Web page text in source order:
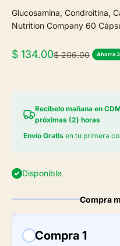
Glucosamina, Condroitina,
Nutrition Company 60
Precio de oferta
$ 134.00Precio normal
$ 206.00 Ahorra
Recibelo mañana en
próximas (2) horas
Envío Gratis en tu primera
Disponible
Compra
Compra 1